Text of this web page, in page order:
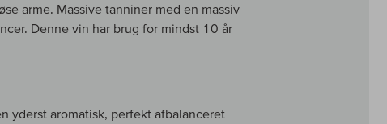
arme. Massive tanniner med en massiv
Denne vin har brug for mindst 10 år
yderst aromatisk, perfekt afbalanceret